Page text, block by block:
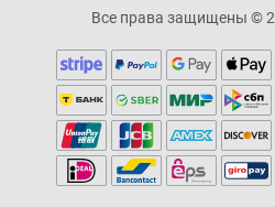
Все права защищены ©